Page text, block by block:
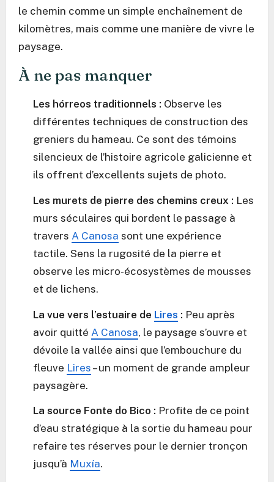
le chemin comme un simple enchaînement de
kilomètres, mais comme une manière de vivre le
paysage.
À ne pas manquer
Les hórreos traditionnels : Observe les
différentes techniques de construction des
greniers du hameau. Ce sont des témoins
silencieux de l’histoire agricole galicienne et
ils offrent d’excellents sujets de photo.
Les murets de pierre des chemins creux : Les
murs séculaires qui bordent le passage à
travers A Canosa sont une expérience
tactile. Sens la rugosité de la pierre et
observe les micro-écosystèmes de mousses
et de lichens.
La vue vers l’estuaire de Lires : Peu après
avoir quitté A Canosa, le paysage s’ouvre et
dévoile la vallée ainsi que l’embouchure du
fleuve Lires – un moment de grande ampleur
paysagère.
La source Fonte do Bico : Profite de ce point
d’eau stratégique à la sortie du hameau pour
refaire tes réserves pour le dernier tronçon
jusqu’à Muxía.